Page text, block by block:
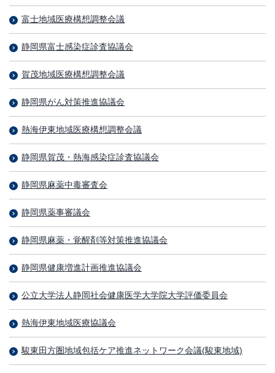
富士地域医療構想調整会議
静岡県富士感染症診査協議会
賀茂地域医療構想調整会議
静岡県がん対策推進協議会
熱海伊東地域医療構想調整会議
静岡県賀茂・熱海感染症診査協議会
静岡県麻薬中毒審査会
静岡県薬事審議会
静岡県麻薬・覚醒剤等対策推進協議会
静岡県健康増進計画推進協議会
公立大学法人静岡社会健康医学大学院大学評価委員会
熱海伊東地域医療協議会
駿東田方圏地域包括ケア推進ネットワーク会議(駿東地域)